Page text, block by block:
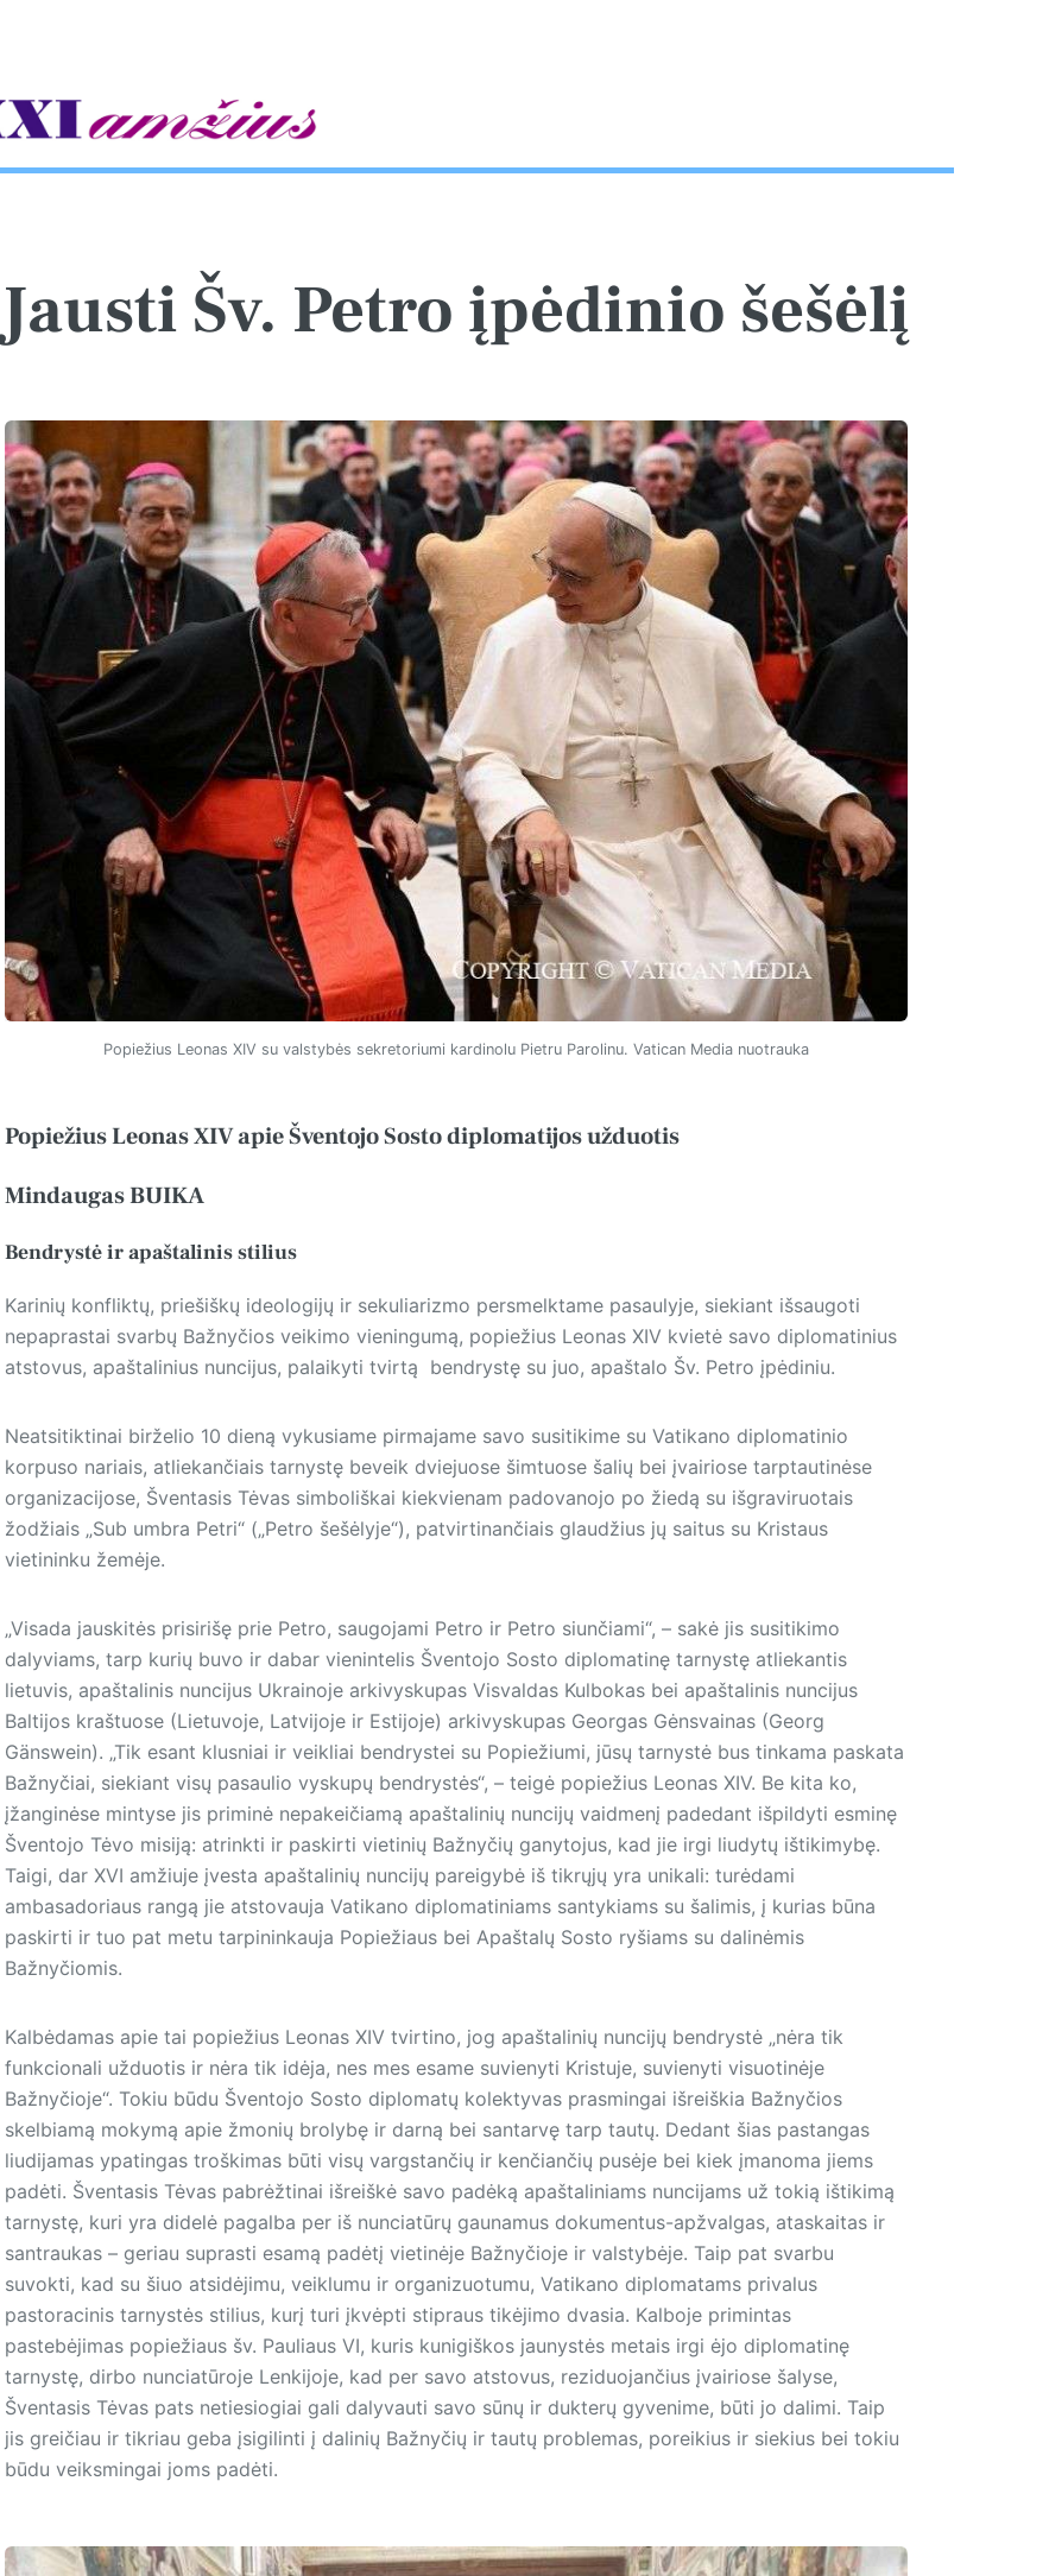
Jausti Šv. Petro įpėdinio šešėlį
Popiežius Leonas XIV su valstybės sekretoriumi kardinolu Pietru Parolinu. Vatican Media nuotrauka
Popiežius Leonas XIV apie Šventojo Sosto diplomatijos užduotis
Mindaugas BUIKA
Bendrystė ir apaštalinis stilius
Karinių konfliktų, priešiškų ideologijų ir sekuliarizmo persmelktame pasaulyje, siekiant išsaugoti
nepaprastai svarbų Bažnyčios veikimo vieningumą, popiežius Leonas XIV kvietė savo diplomatinius
atstovus, apaštalinius nuncijus, palaikyti tvirtą bendrystę su juo, apaštalo Šv. Petro įpėdiniu.
Neatsitiktinai birželio 10 dieną vykusiame pirmajame savo susitikime su Vatikano diplomatinio
korpuso nariais, atliekančiais tarnystę beveik dviejuose šimtuose šalių bei įvairiose tarptautinėse
organizacijose, Šventasis Tėvas simboliškai kiekvienam padovanojo po žiedą su išgraviruotais
žodžiais „Sub umbra Petri“ („Petro šešėlyje“), patvirtinančiais glaudžius jų saitus su Kristaus
vietininku žemėje.
„Visada jauskitės prisirišę prie Petro, saugojami Petro ir Petro siunčiami“, – sakė jis susitikimo
dalyviams, tarp kurių buvo ir dabar vienintelis Šventojo Sosto diplomatinę tarnystę atliekantis
lietuvis, apaštalinis nuncijus Ukrainoje arkivyskupas Visvaldas Kulbokas bei apaštalinis nuncijus
Baltijos kraštuose (Lietuvoje, Latvijoje ir Estijoje) arkivyskupas Georgas Gėnsvainas (Georg
Gänswein). „Tik esant klusniai ir veikliai bendrystei su Popiežiumi, jūsų tarnystė bus tinkama paskata
Bažnyčiai, siekiant visų pasaulio vyskupų bendrystės“, – teigė popiežius Leonas XIV. Be kita ko,
įžanginėse mintyse jis priminė nepakeičiamą apaštalinių nuncijų vaidmenį padedant išpildyti esminę
Šventojo Tėvo misiją: atrinkti ir paskirti vietinių Bažnyčių ganytojus, kad jie irgi liudytų ištikimybę.
Taigi, dar XVI amžiuje įvesta apaštalinių nuncijų pareigybė iš tikrųjų yra unikali: turėdami
ambasadoriaus rangą jie atstovauja Vatikano diplomatiniams santykiams su šalimis, į kurias būna
paskirti ir tuo pat metu tarpininkauja Popiežiaus bei Apaštalų Sosto ryšiams su dalinėmis
Bažnyčiomis.
Kalbėdamas apie tai popiežius Leonas XIV tvirtino, jog apaštalinių nuncijų bendrystė „nėra tik
funkcionali užduotis ir nėra tik idėja, nes mes esame suvienyti Kristuje, suvienyti visuotinėje
Bažnyčioje“. Tokiu būdu Šventojo Sosto diplomatų kolektyvas prasmingai išreiškia Bažnyčios
skelbiamą mokymą apie žmonių brolybę ir darną bei santarvę tarp tautų. Dedant šias pastangas
liudijamas ypatingas troškimas būti visų vargstančių ir kenčiančių pusėje bei kiek įmanoma jiems
padėti. Šventasis Tėvas pabrėžtinai išreiškė savo padėką apaštaliniams nuncijams už tokią ištikimą
tarnystę, kuri yra didelė pagalba per iš nunciatūrų gaunamus dokumentus-apžvalgas, atas­kaitas ir
santraukas – geriau suprasti esamą padėtį vietinėje Bažnyčioje ir valstybėje. Taip pat svarbu
suvokti, kad su šiuo atsidėjimu, veiklumu ir organizuotumu, Vatikano diplomatams privalus
pastoracinis tarnystės stilius, kurį turi įkvėpti stipraus tikėjimo dvasia. Kalboje pri­mintas
pastebėjimas popiežiaus šv. Pauliaus VI, kuris kunigiškos jaunystės metais irgi ėjo diplomatinę
tarnystę, dirbo nunciatūroje Len­ki­jo­je, kad per savo atstovus, reziduojančius įvairiose šalyse,
Šventasis Tėvas pats netiesiogiai gali dalyvauti savo sūnų ir dukterų gyvenime, būti jo dalimi. Taip
jis greičiau ir tikriau geba įsigilinti į dalinių Bažnyčių ir tautų problemas, poreikius ir siekius bei tokiu
būdu veiksmingai joms padėti.